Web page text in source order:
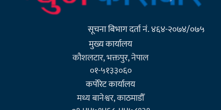
सूचना बिभाग दर्ता नं. ४६४-२०७४/०७५
मुख्य कार्यालय
कौशलटार, भक्तपुर, नेपाल
०१-५१३३०६०
कर्पाेरेट कार्यालय
मध्य बानेश्वर, काठमाडौँ